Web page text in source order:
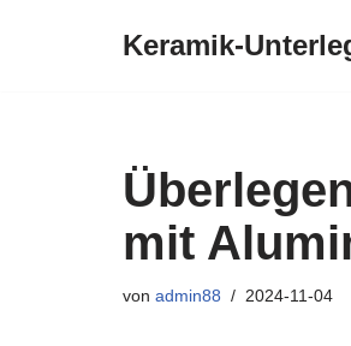
Keramik-
mit
von admin88 2024-11-04